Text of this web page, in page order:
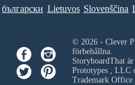
български Lietuvos Slovenščina
© 2026 - Clever
förbehållna.
StoryboardThat
Prototypes , LLC
Trademark Office